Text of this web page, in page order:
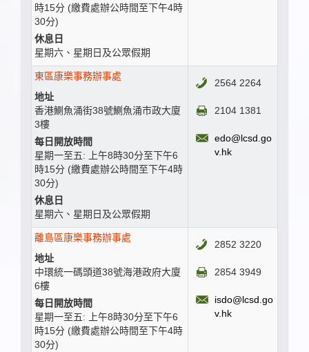
時15分 (繳費處辦公時間至下午4時
30分)
休息日
星期六、星期日及公眾假期
東區康樂事務辦事處
地址
香港鰂魚涌街38號鰂魚涌市政大廈
3樓
每日開放時間
星期一至五: 上午8時30分至下午6
時15分 (繳費處辦公時間至下午4時
30分)
休息日
星期六、星期日及公眾假期
2564 2264
2104 1381
edo@lcsd.go
v.hk
離島區康樂事務辦事處
地址
中環統一碼頭道38號海港政府大廈
6樓
每日開放時間
星期一至五: 上午8時30分至下午6
時15分 (繳費處辦公時間至下午4時
30分)
2852 3220
2854 3949
isdo@lcsd.go
v.hk